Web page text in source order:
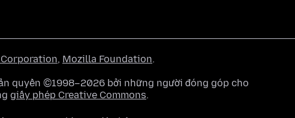
, Mozilla Foundation.
quyền ©1998–2026 bởi những người đóng góp cho
giấy phép Creative Commons.